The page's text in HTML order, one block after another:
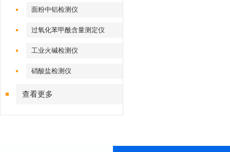
面粉中铝检测仪
过氧化苯甲酰含量测定仪
工业火碱检测仪
硝酸盐检测仪
查看更多